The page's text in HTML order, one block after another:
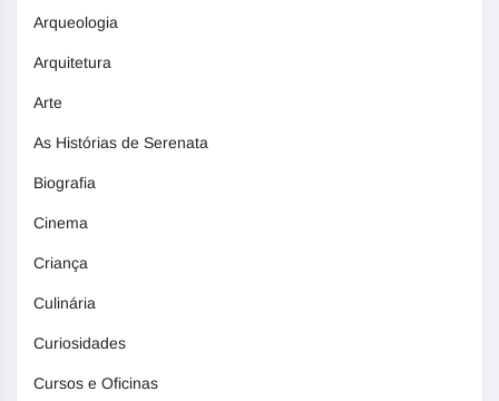
Arqueologia
Arquitetura
Arte
As Histórias de Serenata
Biografia
Cinema
Criança
Culinária
Curiosidades
Cursos e Oficinas